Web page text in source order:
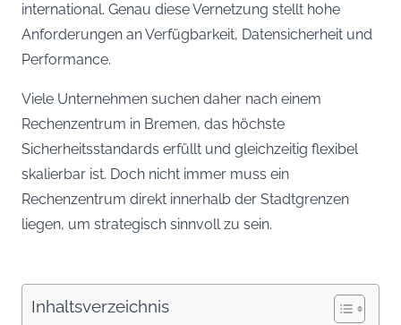
international. Genau diese Vernetzung stellt hohe
Anforderungen an Verfügbarkeit, Datensicherheit und
Performance.
Viele Unternehmen suchen daher nach einem
Rechenzentrum in Bremen, das höchste
Sicherheitsstandards erfüllt und gleichzeitig flexibel
skalierbar ist. Doch nicht immer muss ein
Rechenzentrum direkt innerhalb der Stadtgrenzen
liegen, um strategisch sinnvoll zu sein.
Inhaltsverzeichnis